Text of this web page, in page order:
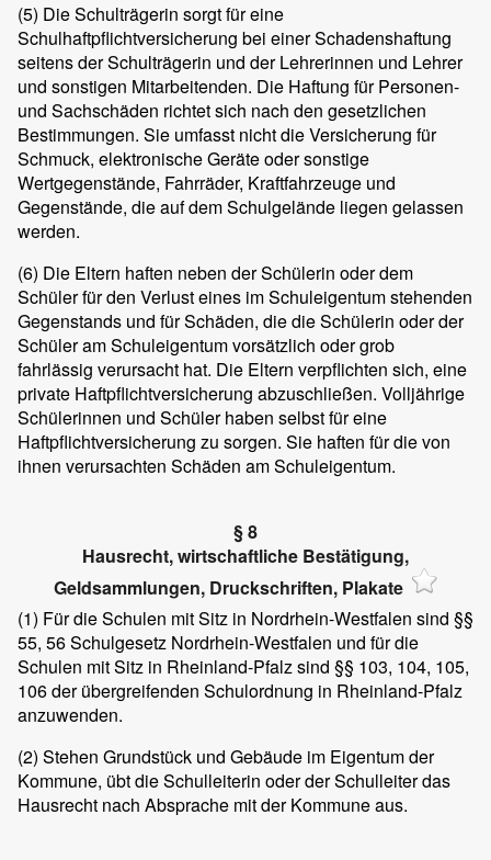
(5) Die Schulträgerin sorgt für eine
Schulhaftpflichtversicherung bei einer Schadenshaftung
seitens der Schulträgerin und der Lehrerinnen und Lehrer
und sonstigen Mitarbeitenden. Die Haftung für Personen-
und Sachschäden richtet sich nach den gesetzlichen
Bestimmungen. Sie umfasst nicht die Versicherung für
Schmuck, elektronische Geräte oder sonstige
Wertgegenstände, Fahrräder, Kraftfahrzeuge und
Gegenstände, die auf dem Schulgelände liegen gelassen
werden.
(6) Die Eltern haften neben der Schülerin oder dem
Schüler für den Verlust eines im Schuleigentum stehenden
Gegenstands und für Schäden, die die Schülerin oder der
Schüler am Schuleigentum vorsätzlich oder grob
fahrlässig verursacht hat. Die Eltern verpflichten sich, eine
private Haftpflichtversicherung abzuschließen. Volljährige
Schülerinnen und Schüler haben selbst für eine
Haftpflichtversicherung zu sorgen. Sie haften für die von
ihnen verursachten Schäden am Schuleigentum.
§ 8
Hausrecht, wirtschaftliche Bestätigung,
Geldsammlungen, Druckschriften, Plakate
(1) Für die Schulen mit Sitz in Nordrhein-Westfalen sind §§
55, 56 Schulgesetz Nordrhein-Westfalen und für die
Schulen mit Sitz in Rheinland-Pfalz sind §§ 103, 104, 105,
106 der übergreifenden Schulordnung in Rheinland-Pfalz
anzuwenden.
(2) Stehen Grundstück und Gebäude im Eigentum der
Kommune, übt die Schulleiterin oder der Schulleiter das
Hausrecht nach Absprache mit der Kommune aus.